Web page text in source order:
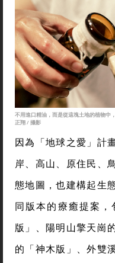
不用進口精油，而是從這塊土地的植物中
正翔 / 攝影
因為「地球之愛」計
岸、高山、原住民、
態地圖，也建構起生
同版本的療癒提案
版」、陽明山擎天崗
的「神木版」、外雙